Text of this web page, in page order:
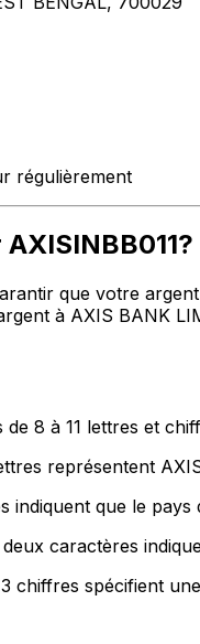
régulièrement
que votre
à AXIS BANK
8 à 11 lettres et
représentent
indiquent que le pays
deux caractères
chiffres spécifient